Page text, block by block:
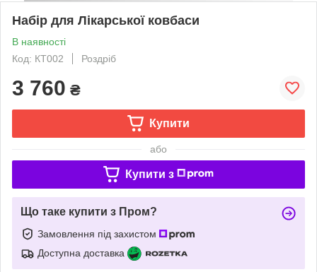
Набір для Лікарської ковбаси
В наявності
Код: КТ002
Роздріб
3 760 ₴
Купити
або
Купити з
Що таке купити з Пром?
Замовлення під захистом
Доступна доставка